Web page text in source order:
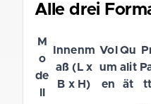
Alle drei
M
o
de
ll
Innenm
aß (L x
B x H)
Vol
um
en
Qu
alit
ät